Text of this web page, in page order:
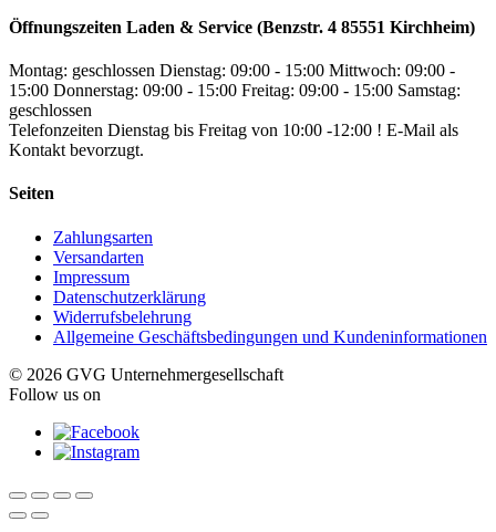
Öffnungszeiten Laden & Service (Benzstr. 4 85551 Kirchheim)
Montag: geschlossen Dienstag: 09:00 - 15:00 Mittwoch: 09:00 -
15:00 Donnerstag: 09:00 - 15:00 Freitag: 09:00 - 15:00 Samstag:
geschlossen
Telefonzeiten Dienstag bis Freitag von 10:00 -12:00 ! E-Mail als
Kontakt bevorzugt.
Seiten
Zahlungsarten
Versandarten
Impressum
Datenschutzerklärung
Widerrufsbelehrung
Allgemeine Geschäftsbedingungen und Kundeninformationen
© 2026 GVG Unternehmergesellschaft
Follow us on